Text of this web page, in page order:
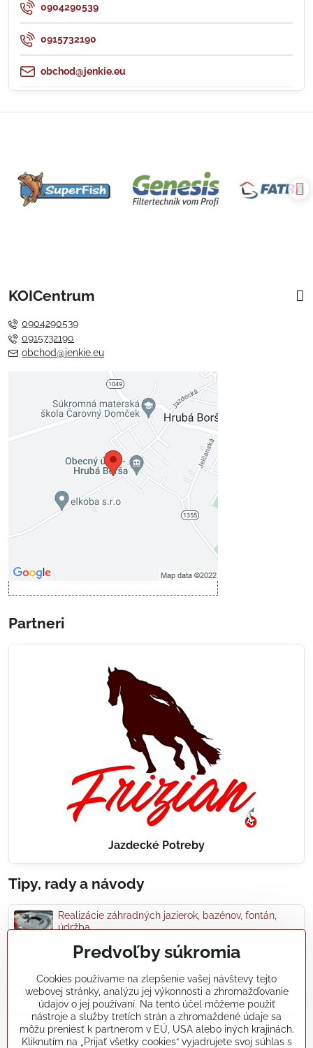
0904290539
0915732190
obchod@jenkie.eu
KOICentrum
0904290539
0915732190
obchod@jenkie.eu
Externý obsah je blokovaný
Voľbami súkromia
Prajete si načítať externý obsah?
Povoliť tentokrát
Povoliť a zapamätať - súhlas s
Partneri
Jazdecké Potreby
Tipy, rady a návody
Realizácie záhradných jazierok, bazénov, fontán,
údržba...
Články a blogy
Rady a návody
koikapre/?ref=hl
Predvoľby súkromia
Cookies používame na zlepšenie vašej návštevy tejto
webovej stránky, analýzu jej výkonnosti a zhromažďovanie
údajov o jej používaní. Na tento účel môžeme použiť
nástroje a služby tretích strán a zhromaždené údaje sa
môžu preniesť k partnerom v EÚ, USA alebo iných krajinách.
Kliknutím na „Prijať všetky cookies“ vyjadrujete svoj súhlas s